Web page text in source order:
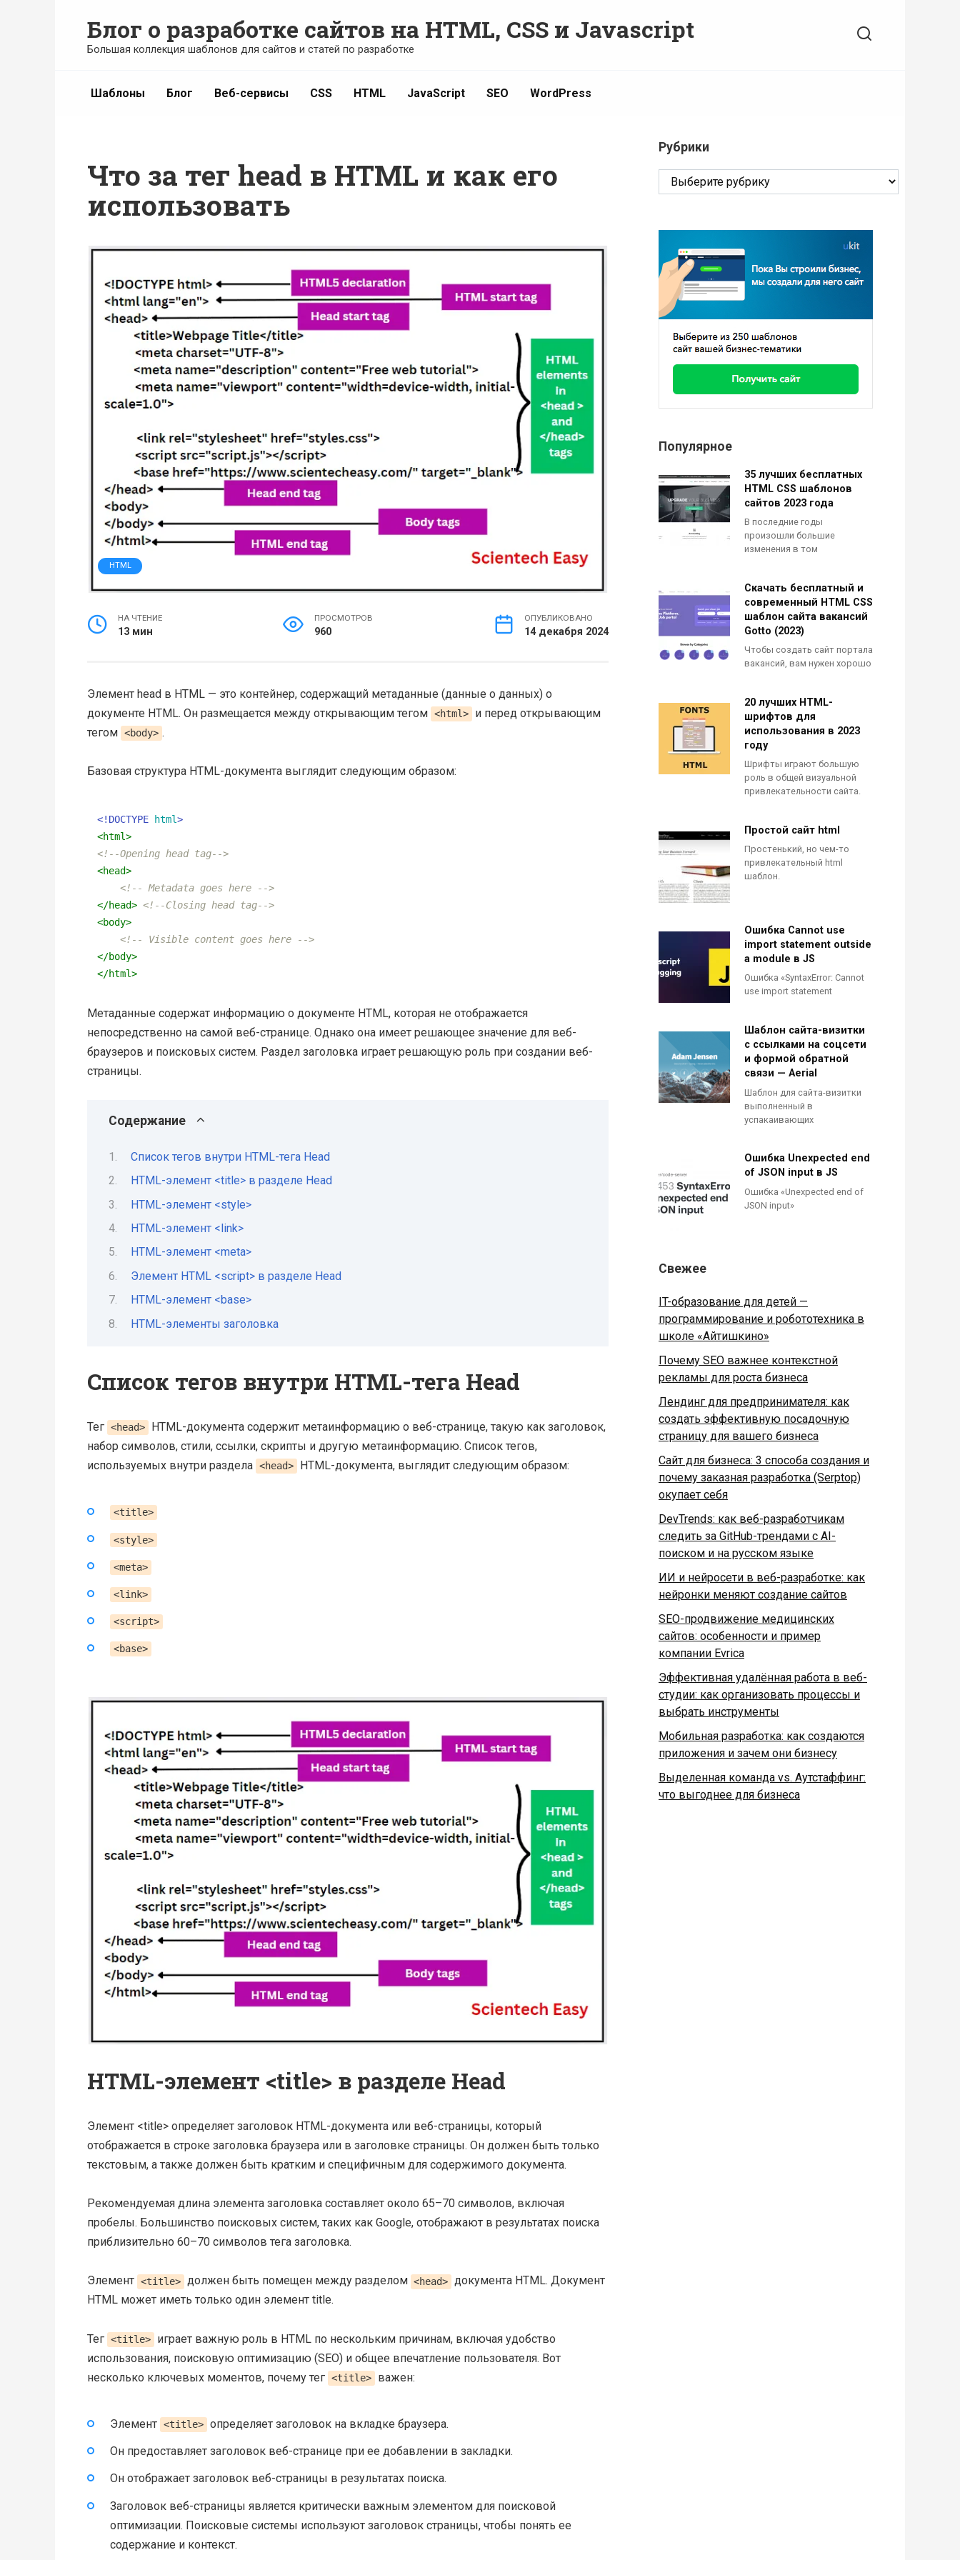
Блог о разработке сайтов на HTML, CSS и Javascript
Большая коллекция шаблонов для сайтов и статей по разработке
Шаблоны Блог Веб-сервисы CSS HTML JavaScript SEO WordPress
Что за тег head в HTML и как его
использовать
HTML
НА ЧТЕНИЕ
13 мин
ПРОСМОТРОВ
960
ОПУБЛИКОВАНО
14 декабря 2024
Элемент head в HTML — это контейнер, содержащий метаданные (данные о данных) о
документе HTML. Он размещается между открывающим тегом <html>
и перед открывающим
тегом <body> .
Базовая структура HTML-документа выглядит следующим образом:
<!DOCTYPE html>
<html>
<!--Opening head tag-->
<head>
<!-- Metadata goes here -->
</head> <!--Closing head tag-->
<body>
<!-- Visible content goes here -->
</body>
</html>
Метаданные содержат информацию о документе HTML, которая не отображается
непосредственно на самой веб-странице. Однако она имеет решающее значение для веб-
браузеров и поисковых систем. Раздел заголовка играет решающую роль при создании веб-
страницы.
Содержание
Список тегов внутри HTML-тега Head
HTML-элемент <title> в разделе Head
HTML-элемент <style>
HTML-элемент <link>
HTML-элемент <meta>
Элемент HTML <script> в разделе Head
HTML-элемент <base>
HTML-элементы заголовка
Список тегов внутри HTML-тега Head
Тег <head>
HTML-документа содержит метаинформацию о веб-странице, такую ​​как заголовок,
набор символов, стили, ссылки, скрипты и другую метаинформацию. Список тегов,
используемых внутри раздела <head> HTML-документа, выглядит следующим образом:
<title>
<style>
<meta>
<link>
<script>
<base>
HTML-элемент <title> в разделе Head
Элемент <title> определяет заголовок HTML-документа или веб-страницы, который
отображается в строке заголовка браузера или в заголовке страницы. Он должен быть только
текстовым, а также должен быть кратким и специфичным для содержимого документа.
Рекомендуемая длина элемента заголовка составляет около 65–70 символов, включая
пробелы. Большинство поисковых систем, таких как Google, отображают в результатах поиска
приблизительно 60–70 символов тега заголовка.
Элемент <title> должен быть помещен между разделом <head> документа HTML. Документ
HTML может иметь только один элемент title.
Тег <title>
играет важную роль в HTML по нескольким причинам, включая удобство
использования, поисковую оптимизацию (SEO) и общее впечатление пользователя. Вот
несколько ключевых моментов, почему тег <title> важен:
Элемент <title> определяет заголовок на вкладке браузера.
Он предоставляет заголовок веб-странице при ее добавлении в закладки.
Он отображает заголовок веб-страницы в результатах поиска.
Заголовок веб-страницы является критически важным элементом для поисковой
оптимизации. Поисковые системы используют заголовок страницы, чтобы понять ее
содержание и контекст.
Рубрики
Рубрики
Популярное
35 лучших бесплатных
HTML CSS шаблонов
сайтов 2023 года
В последние годы
произошли большие
изменения в том
Скачать бесплатный и
современный HTML CSS
шаблон сайта вакансий
Gotto (2023)
Чтобы создать сайт портала
вакансий, вам нужен хорошо
20 лучших HTML-
шрифтов для
использования в 2023
году
Шрифты играют большую
роль в общей визуальной
привлекательности сайта.
Простой сайт html
Простенький, но чем-то
привлекательный html
шаблон.
Ошибка Cannot use
import statement outside
a module в JS
Ошибка «SyntaxError: Cannot
use import statement
Шаблон сайта-визитки
с ссылками на соцсети
и формой обратной
связи — Aerial
Шаблон для сайта-визитки
выполненный в
успакаивающих
Ошибка Unexpected end
of JSON input в JS
Ошибка «Unexpected end of
JSON input»
Свежее
IT-образование для детей —
программирование и робототехника в
школе «Айтишкино»
Почему SEO важнее контекстной
рекламы для роста бизнеса
Лендинг для предпринимателя: как
создать эффективную посадочную
страницу для вашего бизнеса
Сайт для бизнеса: 3 способа создания и
почему заказная разработка (Serptop)
окупает себя
DevTrends: как веб-разработчикам
следить за GitHub-трендами с AI-
поиском и на русском языке
ИИ и нейросети в веб-разработке: как
нейронки меняют создание сайтов
SEO-продвижение медицинских
сайтов: особенности и пример
компании Evrica
Эффективная удалённая работа в веб-
студии: как организовать процессы и
выбрать инструменты
Мобильная разработка: как создаются
приложения и зачем они бизнесу
Выделенная команда vs. Аутстаффинг:
что выгоднее для бизнеса